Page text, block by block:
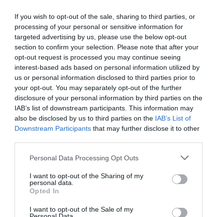
If you wish to opt-out of the sale, sharing to third parties, or
processing of your personal or sensitive information for
targeted advertising by us, please use the below opt-out
section to confirm your selection. Please note that after your
opt-out request is processed you may continue seeing
interest-based ads based on personal information utilized by
us or personal information disclosed to third parties prior to
your opt-out. You may separately opt-out of the further
disclosure of your personal information by third parties on the
IAB’s list of downstream participants. This information may
also be disclosed by us to third parties on the IAB’s List of
Downstream Participants that may further disclose it to other
Please note that this website/app uses one or more Google
not limited to your visit or usage behaviour. You may click to
grant or deny consent to Google and its third-party tags to
use your data for below specified purposes in below Google
consent section.
Personal Data Processing Opt Outs
I want to opt-out of the Sharing of my
personal data.
Opted In
I want to opt-out of the Sale of my
deréktámasz beállítását.
Az ülés melletti nagyméretű, párnázott kartámasz
alatt bőséges, biztonságos tárolórekeszben a
fejhallgató és a víz is elfér, és egy kis polccal
rendelkezik a kisebb tárgyak, például a szemüvegek
elhelyezésére.
A pult kellően nagy ahhoz, hogy megbirkózzon a
magazinokkal, étlapokkal, tartalék párnákkal és
egyéb apróságokkal. Alatta egy megvilágított polc
található a laptopok és táblagépek számára.
Az eszközök töltésére szolgáló lehetőségek között
találunk egy megvilágított USB-portot és egy
hálózati csatlakozót is, valamint a sarokban egy